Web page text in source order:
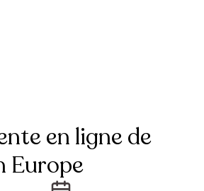
en ligne de
Europe